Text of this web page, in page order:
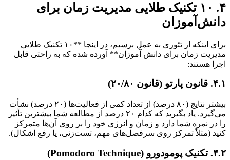
۴. ۱۰ تکنیک طلایی مدیریت زمان برای
برای اینکه از تئوری به عمل برسیم، در اینجا **۱۰ تکنیک طلایی
زمان برای دانش آموزان** آورده شده که به راحتی قابل
هستند:
بیشتر نتایج (۸۰ درصد) از تعداد کمی از فعالیت‌ها (۲۰ درصد) نشأت
می‌گیرد. یاد بگیرید که کدام ۲۰ درصد از مطالعه شما بیشترین تأثیر
نمره شما دارد و زمان و انرژی خود را بر روی آن‌ها متمرکز
(مثلاً تمرکز روی سرفصل‌های مهم، تست‌زنی، یا رفع اشکال).